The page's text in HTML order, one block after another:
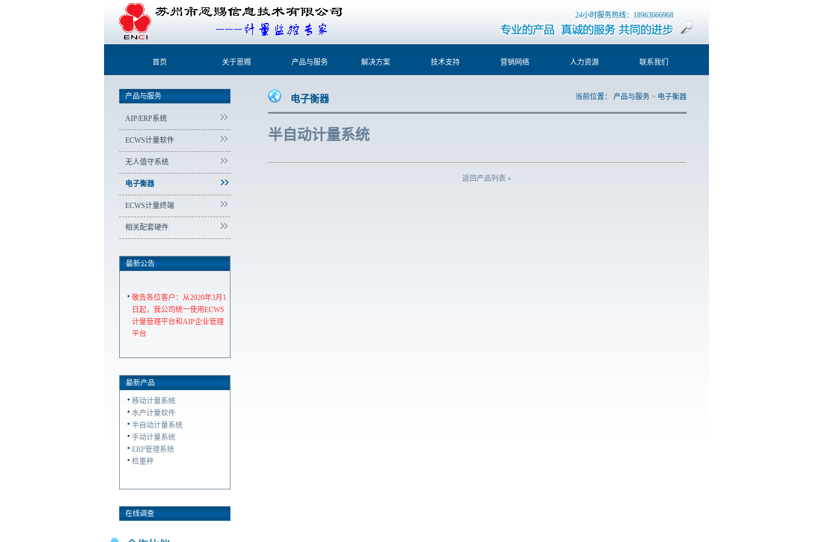
24小时服务热线：18963666968
首页 关于恩赐 产品与服务 解决方案 技术支持 营销网络 人力资源 联系我们
产品与服务
AIP/ERP系统
ECWS计量软件
无人值守系统
电子衡器
ECWS计量终端
相关配套硬件
最新公告
敬告各位客户：从2020年3月1
日起，我公司统一使用ECWS
计量管理平台和AIP企业管理
平台
最新产品
移动计量系统
水产计量软件
半自动计量系统
手动计量系统
ERP管理系统
检重秤
在线调查
电子衡器 当前位置： 产品与服务 > 电子衡器
半自动计量系统
返回产品列表 »